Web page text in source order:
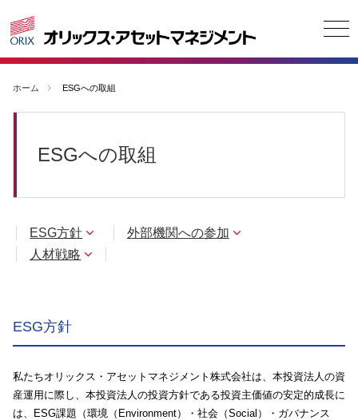
会社概要
ESGへの取組
English お問い合わせ
ホーム ESGへの取組
ESGへの取組
ESG方針
外部機関への参加
人材戦略
ESG方針
私たちオリックス・アセットマネジメント株式会社は、本投資法人の資
産運用に際し、本投資法人の投資方針である投資主価値の安定的成長に
は、ESG課題（環境（Environment）・社会（Social）・ガバナンス